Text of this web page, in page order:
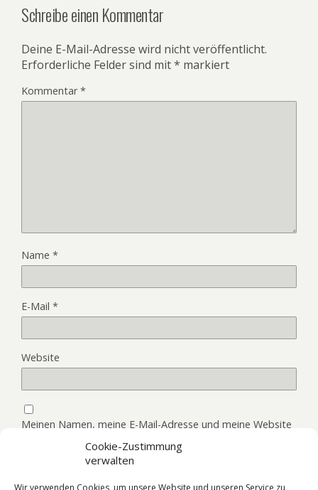
Cookie-Zustimmung
verwalten
Wir verwenden Cookies, um unsere Website und unseren Service zu
Schreibe einen Kommentar
Deine E-Mail-Adresse wird nicht veröffentlicht.
Erforderliche Felder sind mit* markiert
Kommentar*
Name *
E-Mail *
Website
Meinen Namen, meine E-Mail-Adresse und meine Website